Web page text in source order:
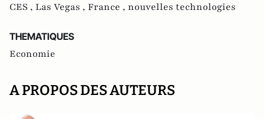
CES , Las Vegas , France , nouvelles technologies
THEMATIQUES
Economie
A PROPOS DES AUTEURS